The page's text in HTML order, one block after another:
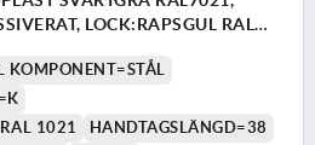
LOCK:RAPSGUL RAL
KOMPONENT=STÅL
1021
HANDTAGSLÄNGD=38